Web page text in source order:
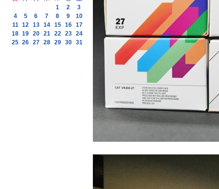
1
2
3
4
5 6 7 8 9
10
11 12 13 14 15 16 17
18 19 20 21 22 23 24
25 26 27 28 29 30 31